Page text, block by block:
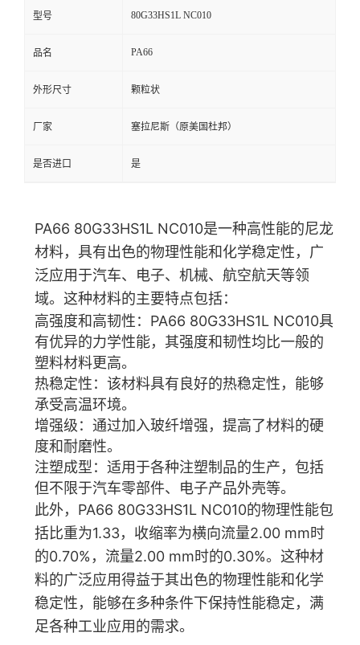
型号 80G33HS1L NC010
品名 PA66
外形尺寸 颗粒状
厂家 塞拉尼斯（原美国杜邦）
是否进口 是
PA66 80G33HS1L NC010是一种高性能的尼龙
材料，具有出色的物理性能和化学稳定性，广
泛应用于汽车、电子、机械、航空航天等领
域。这种材料的主要特点包括：
高强度和高韧性：PA66 80G33HS1L NC010具
有优异的力学性能，其强度和韧性均比一般的
塑料材料更高。
热稳定性：该材料具有良好的热稳定性，能够
承受高温环境。
增强级：通过加入玻纤增强，提高了材料的硬
度和耐磨性。
注塑成型：适用于各种注塑制品的生产，包括
但不限于汽车零部件、电子产品外壳等。
此外，PA66 80G33HS1L NC010的物理性能包
括比重为1.33，收缩率为横向流量2.00 mm时
的0.70%，流量2.00 mm时的0.30%。这种材
料的广泛应用得益于其出色的物理性能和化学
稳定性，能够在多种条件下保持性能稳定，满
足各种工业应用的需求。